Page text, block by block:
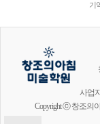
기
사업
Copyright ⓒ 창조의